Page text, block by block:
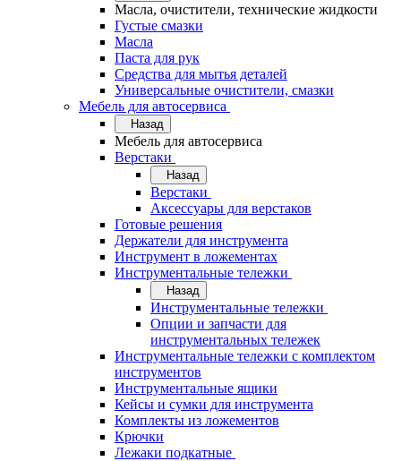
Масла, очистители, технические жидкости
Густые смазки
Масла
Паста для рук
Средства для мытья деталей
Универсальные очистители, смазки
Мебель для автосервиса
Назад
Мебель для автосервиса
Верстаки
Назад
Верстаки
Аксессуары для верстаков
Готовые решения
Держатели для инструмента
Инструмент в ложементах
Инструментальные тележки
Назад
Инструментальные тележки
Опции и запчасти для
инструментальных тележек
Инструментальные тележки с комплектом
инструментов
Инструментальные ящики
Кейсы и сумки для инструмента
Комплекты из ложементов
Крючки
Лежаки подкатные